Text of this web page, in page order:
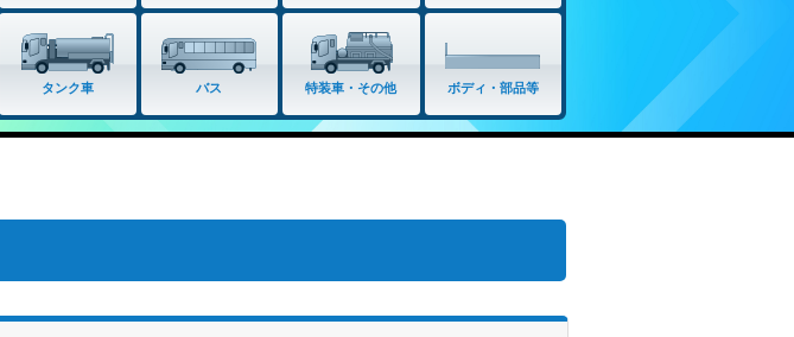
タンク車 バス 特装車・その他 ボディ・部品等